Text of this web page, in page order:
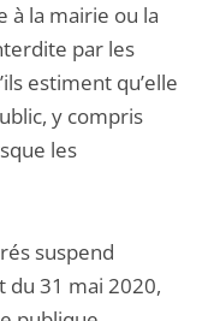
à la mairie ou la
par les
estiment qu’elle
y compris
les
suspend
du 31 mai 2020,